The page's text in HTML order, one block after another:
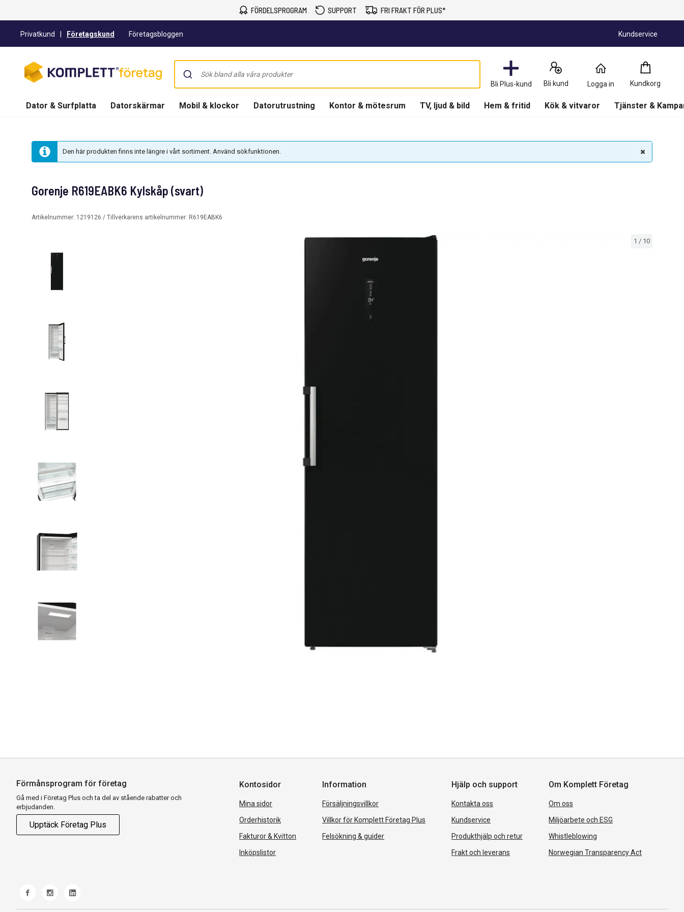
FÖRDELSPROGRAM SUPPORT FRI FRAKT FÖR PLUS*
Privatkund Företagskund Företagsbloggen Kundservice
Bli Plus-kund Bli kund Logga in Kundkorg
Kundkorg
0
Produkter
Dator & Surfplatta Datorskärmar Mobil & klockor Datorutrustning Kontor & mötesrum TV, ljud & bild Hem & fritid Kök & vitvaror Tjänster &
Den här produkten finns inte längre i vårt sortiment. Använd sökfunktionen.
1 / 10
Gorenje R619EABK6 Kylskåp (svart)
Artikelnummer: 1219126 / Tillverkarens artikelnummer: R619EABK6
Förmånsprogram för företag
Gå med i Företag Plus och ta del av stående rabatter och
erbjudanden.
Upptäck Företag Plus
Kontosidor
Mina sidor
Orderhistorik
Fakturor & Kvitton
Inköpslistor
Information
Försäljningsvillkor
Villkor för Komplett Företag Plus
Felsökning & guider
Hjälp och support
Kontakta oss
Kundservice
Produkthjälp och retur
Frakt och leverans
Om Komplett Företag
Om oss
Miljöarbete och ESG
Whistleblowing
Norwegian Transparency Act